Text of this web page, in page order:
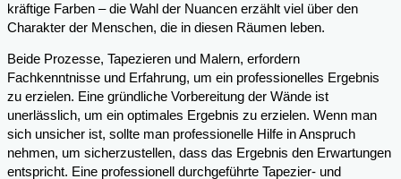
kräftige Farben – die Wahl der Nuancen erzählt viel über den
Charakter der Menschen, die in diesen Räumen leben.
Beide Prozesse, Tapezieren und Malern, erfordern
Fachkenntnisse und Erfahrung, um ein professionelles Ergebnis
zu erzielen. Eine gründliche Vorbereitung der Wände ist
unerlässlich, um ein optimales Ergebnis zu erzielen. Wenn man
sich unsicher ist, sollte man professionelle Hilfe in Anspruch
nehmen, um sicherzustellen, dass das Ergebnis den Erwartungen
entspricht. Eine professionell durchgeführte Tapezier- und